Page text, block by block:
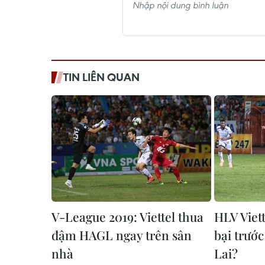
TIN LIÊN QUAN
V-League 2019: Viettel thua
đậm HAGL ngay trên sân
nhà
HLV
bại
Lai?